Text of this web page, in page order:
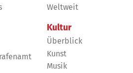
Weltweit
Kultur
Überblick
Kunst
Musik